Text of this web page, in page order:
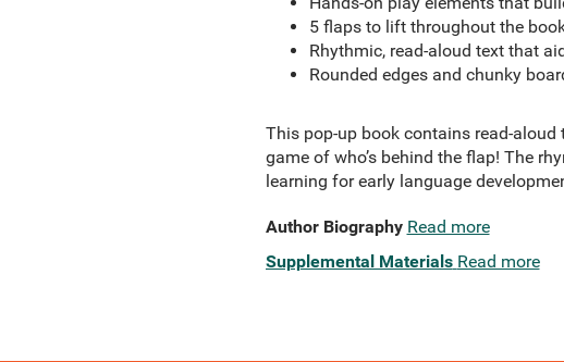
5 flaps to lift throughout the
Rhythmic, read-aloud text that
Rounded edges and chunky
This pop-up book contains read-
game of who’s behind the flap! The
learning for early language
Author Biography Read more
Supplemental Materials Read more